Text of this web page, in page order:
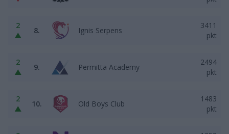
2
▲
8. Ignis Serpens
3411
pkt
2
▲
9. Permitta Academy
2494
pkt
2
▲
10. Old Boys Club
1483
pkt